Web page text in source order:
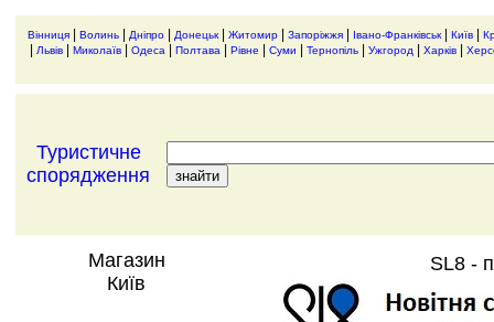
Вінниця Волинь Дніпро Донецьк| Житомир Запоріжжя Івано-Франківськ| Київ
Львів Миколаїв Одеса Полтава Рівне Суми Тернопіль Ужгород Харків
Туристичне
спорядження
Магазин
Київ
SL8 -